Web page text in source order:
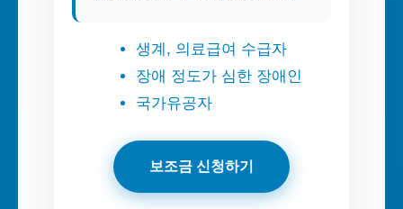
생계, 의료급여 수급자
장애 정도가 심한 장애인
국가유공자
보조금 신청하기